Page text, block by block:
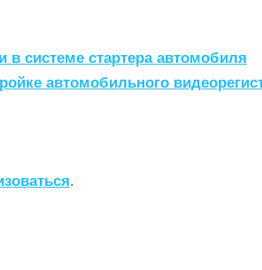
в системе стартера автомобиля
автомобильного
.